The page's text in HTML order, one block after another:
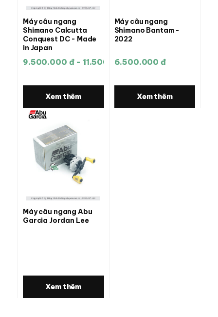
Máy câu ngang
Shimano Calcutta
Conquest DC - Made
in Japan
9.500.000 đ - 11.500.000 đ
Xem thêm
Máy câu ngang
Shimano Bantam -
2022
6.500.000 đ
Xem thêm
Máy câu ngang Abu
Garcia Jordan Lee
Xem thêm